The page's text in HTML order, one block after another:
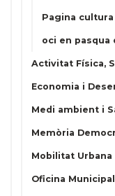
Pagina
oci en pasqua
Activitat Física,
Economia i
Medi ambient i
Memòria
Mobilitat Urbana
Oficina